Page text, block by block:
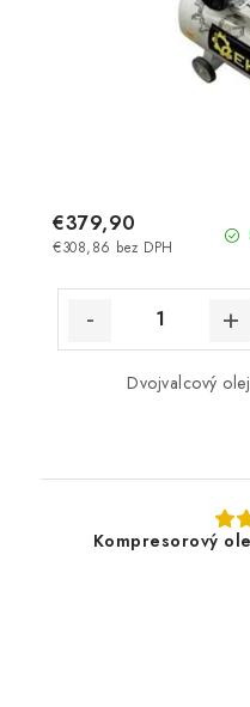
€308,86 bez DPH
€379,90
Dvojvalcový
Kompresorový